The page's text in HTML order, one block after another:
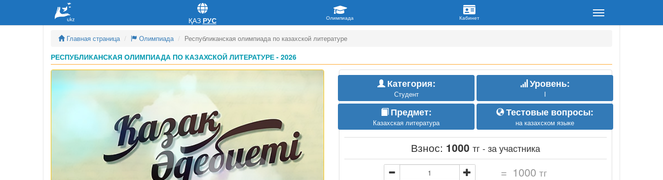
Главная страница Олимпиада Республиканская олимпиада по казахской литературе
РЕСПУБЛИКАНСКАЯ ОЛИМПИАДА ПО КАЗАХСКОЙ ЛИТЕРАТУРЕ - 2026
Категория:
Студент
Уровень:
I
Предмет:
Казахская литература
Тестовые вопросы:
на казахском языке
Взнос: 1000 тг - за участника
= 1000 тг
ҚАЗ РУС